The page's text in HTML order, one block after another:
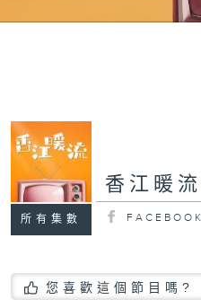
所有集數
香江暖流
FACEBOOK
您喜歡這個節目嗎?